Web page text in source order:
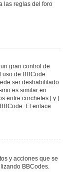
las reglas del foro
gran control de
uso de BBCode
ser deshabilitado
es similar en
entre corchetes [ y ]
El enlace
y acciones que se
BBCodes.